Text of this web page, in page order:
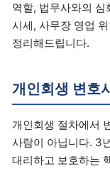
역할, 법무사와의
시세, 사무장 영업
정리해드립니다.
개인회생 변호
개인회생 절차에서
사람이 아닙니다. 3
대리하고 보호하는